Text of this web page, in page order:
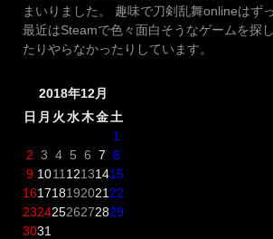
まいりました。 趣味で刀剣乱舞onlineはず
最近はSteamで色々面白そうなゲームを探
たりやらなかったりしています。
2018年12月
日 月 火水木金土
1
2 3 4 5 6 7 8
9 1011 12131415
161718192021 22
23242526272829
3031